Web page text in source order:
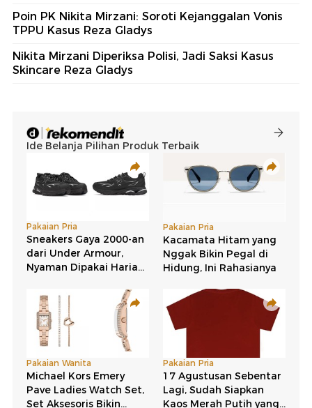
Poin PK Nikita Mirzani: Soroti Kejanggalan Vonis
TPPU Kasus Reza Gladys
Nikita Mirzani Diperiksa Polisi, Jadi Saksi Kasus
Skincare Reza Gladys